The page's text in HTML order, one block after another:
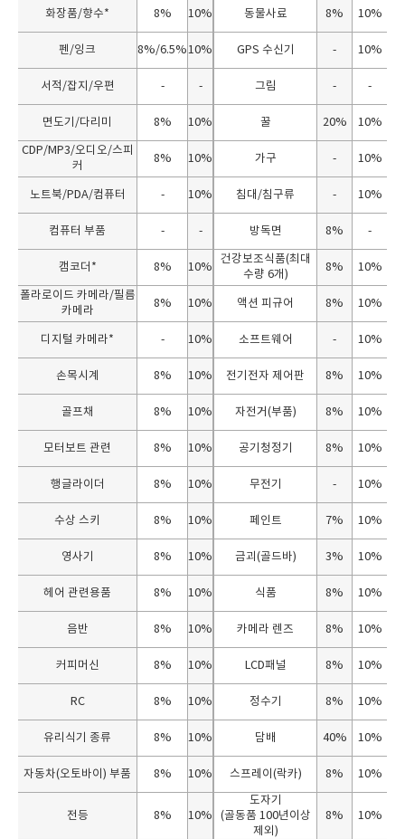
화장품/향수* 8% 10% 동물사료 8% 10%
펜/잉크 8%/6.5%10% GPS 수신기 - 10%
서적/잡지/우편 - - 그림 - -
면도기/다리미 8% 10% 꿀 20%
10%
CDP/MP3/오디오/스피
커
8% 10% 가구 - 10%
노트북/PDA/컴퓨터 - 10% 침대/침구류 - 10%
컴퓨터 부품 - - 방독면 8% -
캠코더* 8% 10%
건강보조식품(최대
수량 6개)
8%
10%
폴라로이드 카메라/필름
카메라
8% 10% 액션 피규어 8% 10%
디지털 카메라* - 10% 소프트웨어 - 10%
손목시계 8% 10% 전기전자 제어판 8% 10%
골프채 8% 10% 자전거(부품) 8% 10%
모터보트 관련 8% 10% 공기청정기 8% 10%
행글라이더 8% 10% 무전기 - 10%
수상 스키 8% 10% 페인트 7% 10%
영사기 8% 10% 금괴(골드바) 3% 10%
헤어 관련용품 8% 10% 식품 8% 10%
음반 8% 10% 카메라 렌즈 8% 10%
커피머신 8% 10% LCD패널 8% 10%
RC 8% 10% 정수기 8% 10%
유리식기 종류 8% 10% 담배 40% 10%
자동차(오토바이) 부품 8% 10% 스프레이(락카) 8% 10%
전등 8% 10%
도자기
(골동품 100년이상
제외)
8% 10%